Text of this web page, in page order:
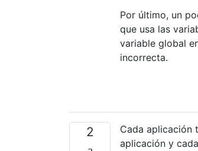
Por último, un
que usa las
variable global
incorrecta.
2
Cada aplicación
aplicación y